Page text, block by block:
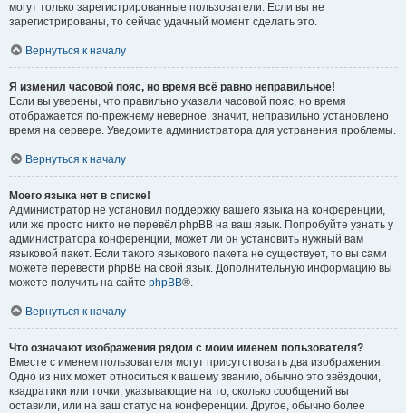
могут только зарегистрированные пользователи. Если вы не
зарегистрированы, то сейчас удачный момент сделать это.
Вернуться к началу
Я изменил часовой пояс, но время всё равно неправильное!
Если вы уверены, что правильно указали часовой пояс, но время
отображается по-прежнему неверное, значит, неправильно установлено
время на сервере. Уведомите администратора для устранения проблемы.
Вернуться к началу
Моего языка нет в списке!
Администратор не установил поддержку вашего языка на конференции,
или же просто никто не перевёл phpBB на ваш язык. Попробуйте узнать у
администратора конференции, может ли он установить нужный вам
языковой пакет. Если такого языкового пакета не существует, то вы сами
можете перевести phpBB на свой язык. Дополнительную информацию вы
можете получить на сайте phpBB®.
Вернуться к началу
Что означают изображения рядом с моим именем пользователя?
Вместе с именем пользователя могут присутствовать два изображения.
Одно из них может относиться к вашему званию, обычно это звёздочки,
квадратики или точки, указывающие на то, сколько сообщений вы
оставили, или на ваш статус на конференции. Другое, обычно более